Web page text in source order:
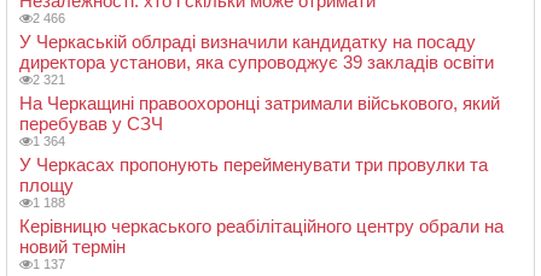
2 466
У Черкаській облраді визначили кандидатку на посаду
директора установи, яка супроводжує 39 закладів освіти
2 321
На Черкащині правоохоронці затримали військового, який
перебував у СЗЧ
1 364
У Черкасах пропонують перейменувати три провулки та
площу
1 188
Керівницю черкаського реабілітаційного центру обрали на
новий термін
1 137